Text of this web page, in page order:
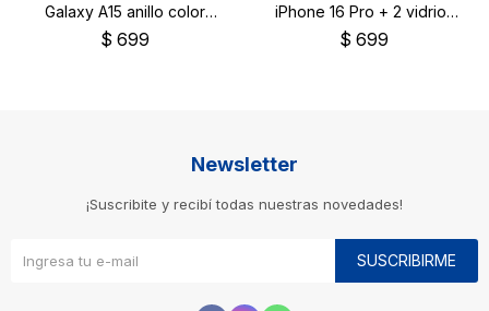
Galaxy A15 anillo color
negro
$ 699
iPhone 16 Pro + 2 vidrios
templados
$ 699
Newsletter
¡Suscribite y recibí todas nuestras novedades!
SUSCRIBIRME